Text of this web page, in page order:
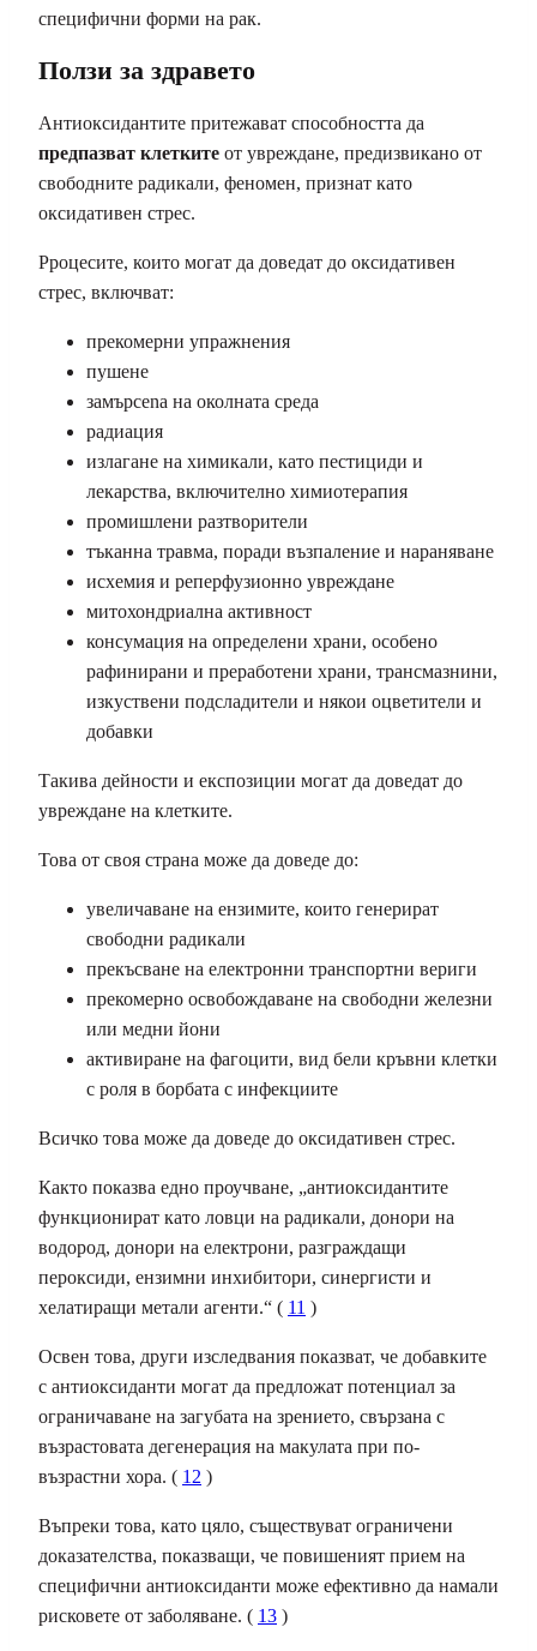
специфични форми на рак.
Ползи за здравето
Антиоксидантите притежават способността да
предпазват клетките от увреждане, предизвикано от
свободните радикали, феномен, признат като
оксидативен стрес.
Pроцесите, които могат да доведат до оксидативен
стрес, включват:
прекомерни упражнения
пушене
замърсena на околната среда
радиация
излагане на химикали, като пестициди и
лекарства, включително химиотерапия
промишлени разтворители
тъканна травма, поради възпаление и нараняване
исхемия и реперфузионно увреждане
митохондриална активност
консумация на определени храни, особено
рафинирани и преработени храни, трансмазнини,
изкуствени подсладители и някои оцветители и
добавки
Такива дейности и експозиции могат да доведат до
увреждане на клетките.
Това от своя страна може да доведе до:
увеличаване на ензимите, които генерират
свободни радикали
прекъсване на електронни транспортни вериги
прекомерно освобождаване на свободни железни
или медни йони
активиране на фагоцити, вид бели кръвни клетки
с роля в борбата с инфекциите
Всичко това може да доведе до оксидативен стрес.
Както показва едно проучване, „антиоксидантите
функционират като ловци на радикали, донори на
водород, донори на електрони, разграждащи
пероксиди, ензимни инхибитори, синергисти и
хелатиращи метали агенти.“ ( 11 )
Освен това, други изследвания показват, че добавките
с антиоксиданти могат да предложат потенциал за
ограничаване на загубата на зрението, свързана с
възрастовата дегенерация на макулата при по-
възрастни хора. ( 12 )
Въпреки това, като цяло, съществуват ограничени
доказателства, показващи, че повишеният прием на
специфични антиоксиданти може ефективно да намали
рисковете от заболяване. ( 13 )